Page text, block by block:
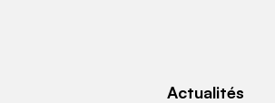
Actualités